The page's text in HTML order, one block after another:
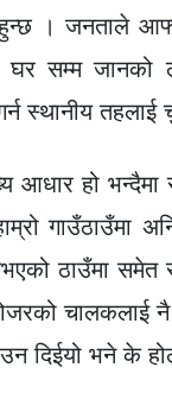
हुन्छ । जनताले
घर सम्म जानको
स्थानीय
आधार हो
गाउँठाउँमा
ठाउँमा
चालकलाई नै
दिईयो भने के